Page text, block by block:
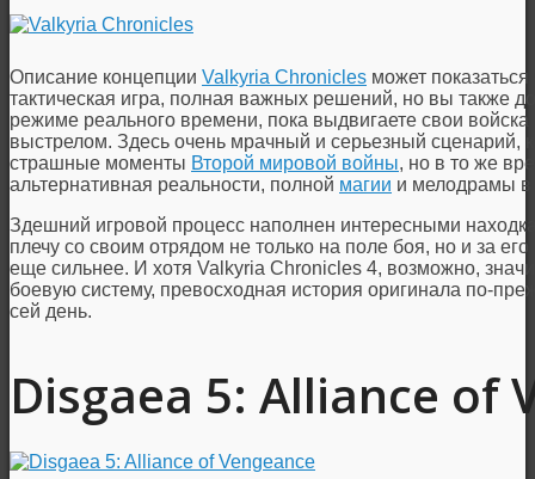
Описание концепции Valkyria Chronicles может
тактическая игра, полная важных решений, но вы также
режиме реального времени, пока выдвигаете свои
выстрелом. Здесь очень мрачный и серьезный сценарий,
страшные моменты Второй мировой войны, но в то же
альтернативная реальности, полной магии и мелодрамы в
Здешний игровой процесс наполнен интересными
плечу со своим отрядом не только на поле боя, но и за
еще сильнее. И хотя Valkyria Chronicles 4, возможно,
боевую систему, превосходная история оригинала по-
сей день.
Disgaea 5: Alliance of